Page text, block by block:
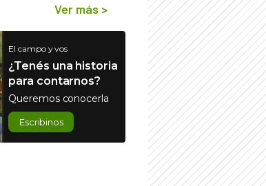
Ver más >
El campo y vos
¿Tenés una historia
para contarnos?
Queremos conocerla
Escribinos